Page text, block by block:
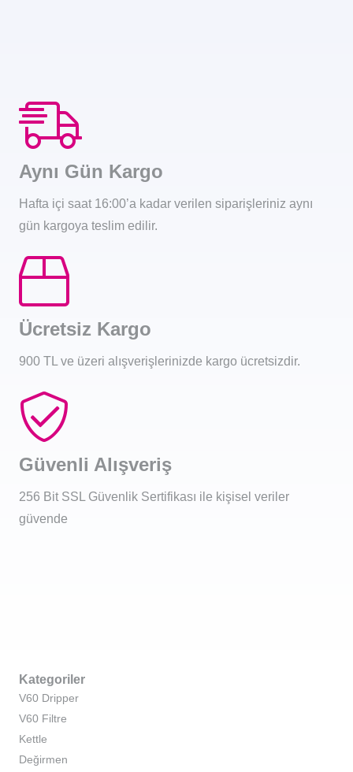
Aynı Gün Kargo
Hafta içi saat 16:00’a kadar verilen siparişleriniz aynı
gün kargoya teslim edilir.
Ücretsiz Kargo
900 TL ve üzeri alışverişlerinizde kargo ücretsizdir.
Güvenli Alışveriş
256 Bit SSL Güvenlik Sertifikası ile kişisel veriler
güvende
Kategoriler
V60 Dripper
V60 Filtre
Kettle
Değirmen